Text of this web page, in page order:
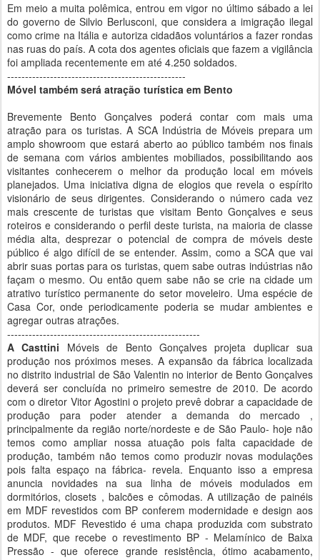
Em meio a muita polêmica, entrou em vigor no último sábado a lei
do governo de Silvio Berlusconi, que considera a imigração ilegal
como crime na Itália e autoriza cidadãos voluntários a fazer rondas
nas ruas do país. A cota dos agentes oficiais que fazem a vigilância
foi ampliada recentemente em até 4.250 soldados.
--------------------------------------------------
Móvel também será atração turística em Bento
Brevemente Bento Gonçalves poderá contar com mais uma
atração para os turistas. A SCA Indústria de Móveis prepara um
amplo showroom que estará aberto ao público também nos finais
de semana com vários ambientes mobiliados, possibilitando aos
visitantes conhecerem o melhor da produção local em móveis
planejados. Uma iniciativa digna de elogios que revela o espírito
visionário de seus dirigentes. Considerando o número cada vez
mais crescente de turistas que visitam Bento Gonçalves e seus
roteiros e considerando o perfil deste turista, na maioria de classe
média alta, desprezar o potencial de compra de móveis deste
público é algo difícil de se entender. Assim, como a SCA que vai
abrir suas portas para os turistas, quem sabe outras indústrias não
façam o mesmo. Ou então quem sabe não se crie na cidade um
atrativo turístico permanente do setor moveleiro. Uma espécie de
Casa Cor, onde periodicamente poderia se mudar ambientes e
agregar outras atrações.
------------------------------------------------------
A Casttini Móveis de Bento Gonçalves projeta duplicar sua
produção nos próximos meses. A expansão da fábrica localizada
no distrito industrial de São Valentin no interior de Bento Gonçalves
deverá ser concluída no primeiro semestre de 2010. De acordo
com o diretor Vitor Agostini o projeto prevê dobrar a capacidade de
produção para poder atender a demanda do mercado ,
principalmente da região norte/nordeste e de São Paulo- hoje não
temos como ampliar nossa atuação pois falta capacidade de
produção, também não temos como produzir novas modulações
pois falta espaço na fábrica- revela. Enquanto isso a empresa
anuncia novidades na sua linha de móveis modulados em
dormitórios, closets , balcões e cômodas. A utilização de painéis
em MDF revestidos com BP conferem modernidade e design aos
produtos. MDF Revestido é uma chapa produzida com substrato
de MDF, que recebe o revestimento BP - Melamínico de Baixa
Pressão - que oferece grande resistência, ótimo acabamento,